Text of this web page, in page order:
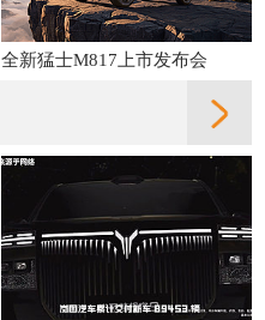
全新猛士M817上市发布会